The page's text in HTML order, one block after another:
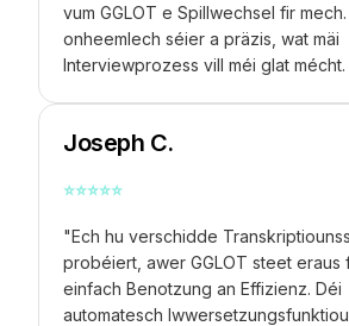
vum GGLOT e Spillwechsel fir mech.
onheemlech séier a präzis, wat mäi
Interviewprozess vill méi glat mécht.
Joseph C.
⭐⭐⭐⭐⭐
"Ech hu verschidde
probéiert, awer GGLOT steet eraus
einfach Benotzung an Effizienz. Déi
automatesch